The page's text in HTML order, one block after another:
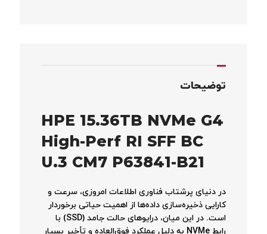
توضیحات
HPE 15.36TB NVMe G4
High-Perf RI SFF BC
U.3 CM7 P63841-B21
در دنیای پرشتاب فناوری اطلاعات امروزی، سرعت و
کارایی ذخیره‌سازی داده‌ها از اهمیت حیاتی برخوردار
است. در این میان، درایوهای حالت جامد (SSD) با
رابط NVMe به دلیل عملکرد فوق‌العاده و تأخیر بسیار